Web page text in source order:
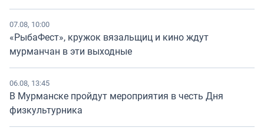
07.08, 10:00
«РыбаФест», кружок вязальщиц и кино ждут
мурманчан в эти выходные
06.08, 13:45
В Мурманске пройдут мероприятия в честь Дня
физкультурника